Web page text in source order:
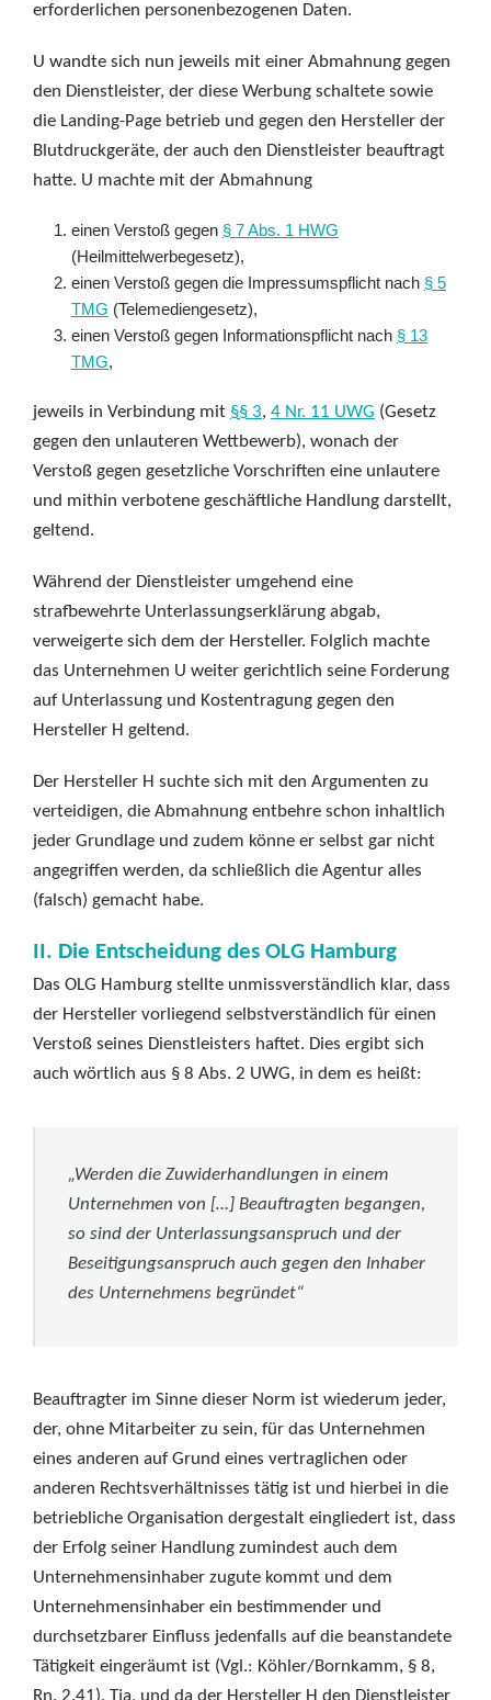
erforderlichen personenbezogenen Daten.
U wandte sich nun jeweils mit einer Abmahnung gegen
den Dienstleister, der diese Werbung schaltete sowie
die Landing-Page betrieb und gegen den Hersteller der
Blutdruckgeräte, der auch den Dienstleister beauftragt
hatte. U machte mit der Abmahnung
einen Verstoß gegen § 7 Abs. 1 HWG
(Heilmittelwerbegesetz),
einen Verstoß gegen die Impressumspflicht nach § 5
TMG (Telemediengesetz),
einen Verstoß gegen Informationspflicht nach § 13
TMG,
jeweils in Verbindung mit §§ 3, 4 Nr. 11 UWG (Gesetz
gegen den unlauteren Wettbewerb), wonach der
Verstoß gegen gesetzliche Vorschriften eine unlautere
und mithin verbotene geschäftliche Handlung darstellt,
geltend.
Während der Dienstleister umgehend eine
strafbewehrte Unterlassungserklärung abgab,
verweigerte sich dem der Hersteller. Folglich machte
das Unternehmen U weiter gerichtlich seine Forderung
auf Unterlassung und Kostentragung gegen den
Hersteller H geltend.
Der Hersteller H suchte sich mit den Argumenten zu
verteidigen, die Abmahnung entbehre schon inhaltlich
jeder Grundlage und zudem könne er selbst gar nicht
angegriffen werden, da schließlich die Agentur alles
(falsch) gemacht habe.
II. Die Entscheidung des OLG Hamburg
Das OLG Hamburg stellte unmissverständlich klar, dass
der Hersteller vorliegend selbstverständlich für einen
Verstoß seines Dienstleisters haftet. Dies ergibt sich
auch wörtlich aus § 8 Abs. 2 UWG, in dem es heißt:
„Werden die Zuwiderhandlungen in einem
Unternehmen von […] Beauftragten begangen,
so sind der Unterlassungsanspruch und der
Beseitigungsanspruch auch gegen den Inhaber
des Unternehmens begründet“
Beauftragter im Sinne dieser Norm ist wiederum jeder,
der, ohne Mitarbeiter zu sein, für das Unternehmen
eines anderen auf Grund eines vertraglichen oder
anderen Rechtsverhältnisses tätig ist und hierbei in die
betriebliche Organisation dergestalt eingliedert ist, dass
der Erfolg seiner Handlung zumindest auch dem
Unternehmensinhaber zugute kommt und dem
Unternehmensinhaber ein bestimmender und
durchsetzbarer Einfluss jedenfalls auf die beanstandete
Tätigkeit eingeräumt ist (Vgl.: Köhler/Bornkamm, § 8,
Rn. 2.41). Tja, und da der Hersteller H den Dienstleister